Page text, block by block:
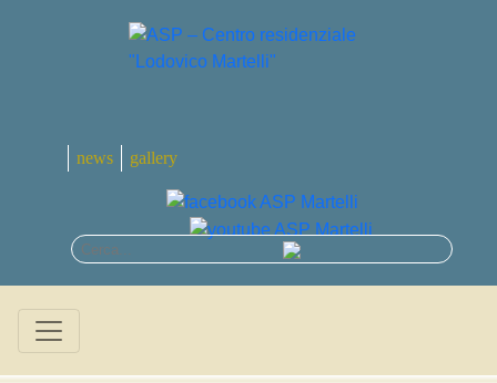
news gallery